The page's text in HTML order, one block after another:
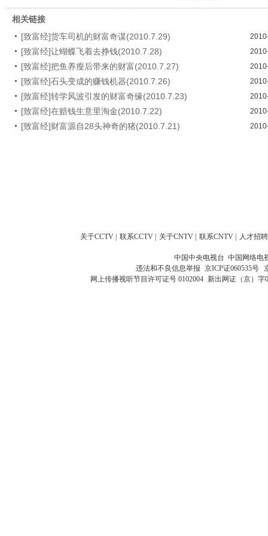
相关链接
[致富经]货车司机的财富奇谋(2010.7.29)
[致富经]让蝴蝶飞着去挣钱(2010.7.28)
[致富经]把鱼养瘦后带来的财富(2010.7.27)
[致富经]石头变成的赚钱机器(2010.7.26)
[致富经]转学风波引发的财富奇缘(2010.7.23)
[致富经]在赔钱生意里淘金(2010.7.22)
[致富经]财富源自28头神奇的猪(2010.7.21)
关于CCTV | 联系CCTV | 关于CNTV | 联系CNTV | 人才招聘
中国中央电视台 中国网络电
违法和不良信息举报 京ICP证060535号
网上传播视听节目许可证号 0102004 新出网证（京）